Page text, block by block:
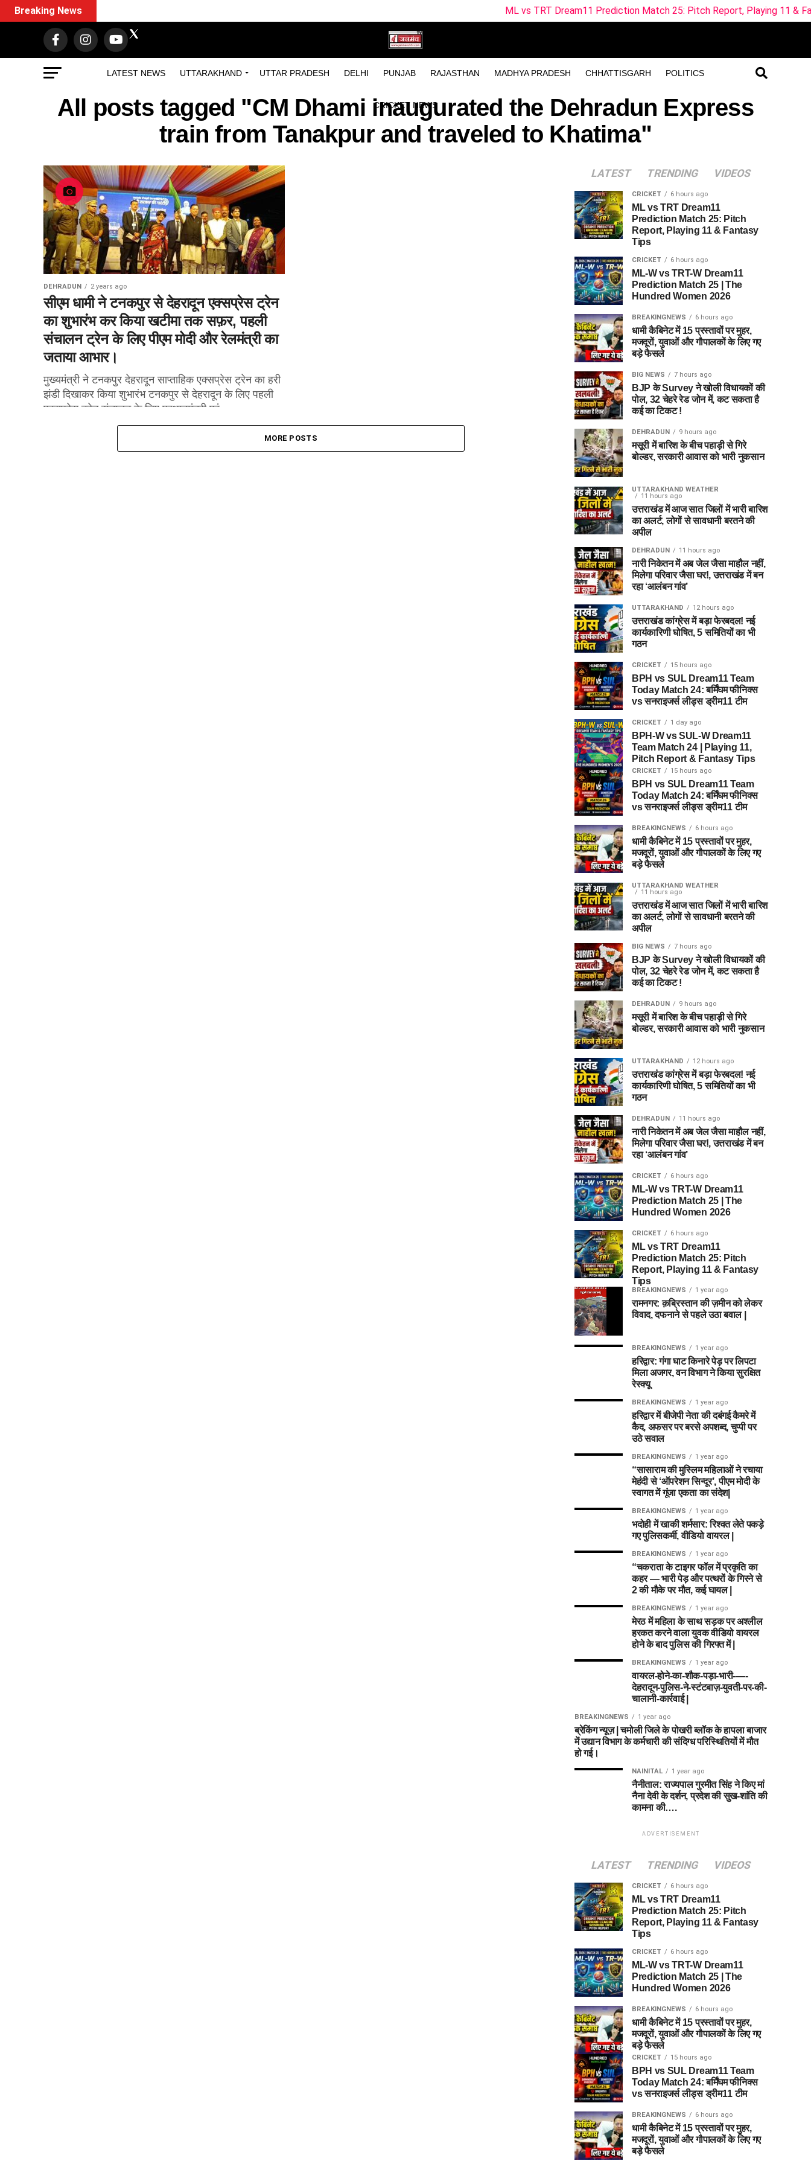
LATEST NEWS UTTARAKHAND UTTAR PRADESH DELHI PUNJAB RAJASTHAN MADHYA PRADESH CHHATTISGARH POLITICS
CRICKET NEWS
Breaking News ML vs TRT Dream11 Prediction Match 25: Pitch Report, Playing 11 & Fantasy Tips
All posts tagged "CM Dhami inaugurated the Dehradun Express
train from Tanakpur and traveled to Khatima"
DEHRADUN 2 years ago
सीएम धामी ने टनकपुर से देहरादून एक्सप्रेस ट्रेन
का शुभारंभ कर किया खटीमा तक सफ़र, पहली
संचालन ट्रेन के लिए पीएम मोदी और रेलमंत्री का
जताया आभार।
मुख्यमंत्री ने टनकपुर देहरादून साप्ताहिक एक्सप्रेस ट्रेन का हरी
झंडी दिखाकर किया शुभारंभ टनकपुर से देहरादून के लिए पहली
एक्सप्रेस ट्रेन संचालन के लिए प्रधानमंत्री एवं...
MORE POSTS
LATEST TRENDING VIDEOS
CRICKET 6 hours ago
ML vs TRT Dream11
Prediction Match 25: Pitch
Report, Playing 11 & Fantasy
Tips
CRICKET 6 hours ago
ML-W vs TRT-W Dream11
Prediction Match 25 | The
Hundred Women 2026
BREAKINGNEWS 6 hours ago
धामी कैबिनेट में 15 प्रस्तावों पर मुहर,
मजदूरों, युवाओं और गौपालकों के लिए गए
बड़े फैसले
BIG NEWS 7 hours ago
BJP के Survey ने खोली विधायकों की
पोल, 32 चेहरे रेड जोन में, कट सकता है
कई का टिकट !
DEHRADUN 9 hours ago
मसूरी में बारिश के बीच पहाड़ी से गिरे
बोल्डर, सरकारी आवास को भारी नुकसान
UTTARAKHAND WEATHER
11 hours ago
उत्तराखंड में आज सात जिलों में भारी बारिश
का अलर्ट, लोगों से सावधानी बरतने की
अपील
DEHRADUN 11 hours ago
नारी निकेतन में अब जेल जैसा माहौल नहीं,
मिलेगा परिवार जैसा घर!, उत्तराखंड में बन
रहा ‘आलंबन गांव’
UTTARAKHAND 12 hours ago
उत्तराखंड कांग्रेस में बड़ा फेरबदल! नई
कार्यकारिणी घोषित, 5 समितियों का भी
गठन
CRICKET 15 hours ago
BPH vs SUL Dream11 Team
Today Match 24: बर्मिंघम फीनिक्स
vs सनराइजर्स लीड्स ड्रीम11 टीम
CRICKET 1 day ago
BPH-W vs SUL-W Dream11
Team Match 24 | Playing 11,
Pitch Report & Fantasy Tips
CRICKET 15 hours ago
BPH vs SUL Dream11 Team
Today Match 24: बर्मिंघम फीनिक्स
vs सनराइजर्स लीड्स ड्रीम11 टीम
BREAKINGNEWS 6 hours ago
धामी कैबिनेट में 15 प्रस्तावों पर मुहर,
मजदूरों, युवाओं और गौपालकों के लिए गए
बड़े फैसले
UTTARAKHAND WEATHER
11 hours ago
उत्तराखंड में आज सात जिलों में भारी बारिश
का अलर्ट, लोगों से सावधानी बरतने की
अपील
BIG NEWS 7 hours ago
BJP के Survey ने खोली विधायकों की
पोल, 32 चेहरे रेड जोन में, कट सकता है
कई का टिकट !
DEHRADUN 9 hours ago
मसूरी में बारिश के बीच पहाड़ी से गिरे
बोल्डर, सरकारी आवास को भारी नुकसान
UTTARAKHAND 12 hours ago
उत्तराखंड कांग्रेस में बड़ा फेरबदल! नई
कार्यकारिणी घोषित, 5 समितियों का भी
गठन
DEHRADUN 11 hours ago
नारी निकेतन में अब जेल जैसा माहौल नहीं,
मिलेगा परिवार जैसा घर!, उत्तराखंड में बन
रहा ‘आलंबन गांव’
CRICKET 6 hours ago
ML-W vs TRT-W Dream11
Prediction Match 25 | The
Hundred Women 2026
CRICKET 6 hours ago
ML vs TRT Dream11
Prediction Match 25: Pitch
Report, Playing 11 & Fantasy
Tips
BREAKINGNEWS 1 year ago
रामनगर: क़ब्रिस्तान की ज़मीन को लेकर
विवाद, दफनाने से पहले उठा बवाल |
BREAKINGNEWS 1 year ago
हरिद्वार: गंगा घाट किनारे पेड़ पर लिपटा
मिला अजगर, वन विभाग ने किया सुरक्षित
रेस्क्यू
BREAKINGNEWS 1 year ago
हरिद्वार में बीजेपी नेता की दबंगई कैमरे में
कैद, अफसर पर बरसे अपशब्द, चुप्पी पर
उठे सवाल
BREAKINGNEWS 1 year ago
“सासाराम की मुस्लिम महिलाओं ने रचाया
मेहंदी से ‘ऑपरेशन सिन्दूर’, पीएम मोदी के
स्वागत में गूंजा एकता का संदेश|
BREAKINGNEWS 1 year ago
भदोही में खाकी शर्मसार: रिश्वत लेते पकड़े
गए पुलिसकर्मी, वीडियो वायरल |
BREAKINGNEWS 1 year ago
“चकराता के टाइगर फॉल में प्रकृति का
कहर — भारी पेड़ और पत्थरों के गिरने से
2 की मौके पर मौत, कई घायल |
BREAKINGNEWS 1 year ago
मेरठ में महिला के साथ सड़क पर अश्लील
हरकत करने वाला युवक वीडियो वायरल
होने के बाद पुलिस की गिरफ्त में |
BREAKINGNEWS 1 year ago
वायरल-होने-का-शौक-पड़ा-भारी-—-
देहरादून-पुलिस-ने-स्टंटबाज़-युवती-पर-की-
चालानी-कार्रवाई |
BREAKINGNEWS 1 year ago
ब्रेकिंग न्यूज़ | चमोली जिले के पोखरी ब्लॉक के हापला बाजार
में उद्यान विभाग के कर्मचारी की संदिग्ध परिस्थितियों में मौत
हो गई।
NAINITAL 1 year ago
नैनीताल: राज्यपाल गुरमीत सिंह ने किए मां
नैना देवी के दर्शन, प्रदेश की सुख-शांति की
कामना की….
ADVERTISEMENT
LATEST TRENDING VIDEOS
CRICKET 6 hours ago
ML vs TRT Dream11
Prediction Match 25: Pitch
Report, Playing 11 & Fantasy
Tips
CRICKET 6 hours ago
ML-W vs TRT-W Dream11
Prediction Match 25 | The
Hundred Women 2026
BREAKINGNEWS 6 hours ago
धामी कैबिनेट में 15 प्रस्तावों पर मुहर,
मजदूरों, युवाओं और गौपालकों के लिए गए
बड़े फैसले
CRICKET 15 hours ago
BPH vs SUL Dream11 Team
Today Match 24: बर्मिंघम फीनिक्स
vs सनराइजर्स लीड्स ड्रीम11 टीम
BREAKINGNEWS 6 hours ago
धामी कैबिनेट में 15 प्रस्तावों पर मुहर,
मजदूरों, युवाओं और गौपालकों के लिए गए
बड़े फैसले